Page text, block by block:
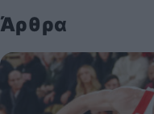
Άρθρα